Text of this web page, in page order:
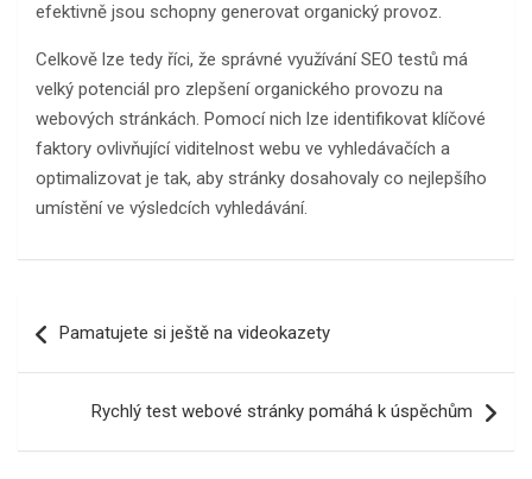
efektivně jsou schopny generovat organický provoz.
Celkově lze tedy říci, že správné využívání SEO testů má
velký potenciál pro zlepšení organického provozu na
webových stránkách. Pomocí nich lze identifikovat klíčové
faktory ovlivňující viditelnost webu ve vyhledávačích a
optimalizovat je tak, aby stránky dosahovaly co nejlepšího
umístění ve výsledcích vyhledávání.
proPamatujete si ještě na videokazety
Rychlý test webové stránky pomáhá k úspěchům